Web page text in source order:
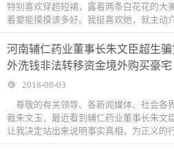
特别喜欢穿超短裙，露着两条白花花的大
着要能摸摸该多好。我挺喜欢她，就主动
河南辅仁药业董事长朱文臣超生
外洗钱非法转移资金境外购买豪宅
2018-08-03
尊敬的有关领导、各新闻媒体、社会各
裁朱文玉，最近看到辅仁药业董事长朱文
让我决定站出来说明事实真相，为正义的